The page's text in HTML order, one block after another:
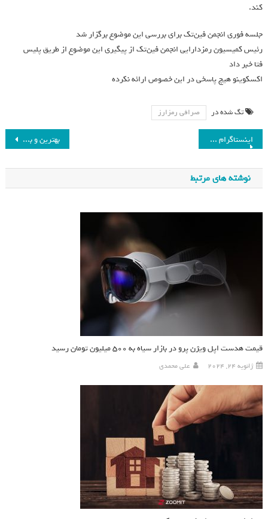
کند.
جلسه فوری انجمن فین‌تک برای بررسی این موضوع برگزار شد
رئیس کمیسیون رمزدارایی انجمن فین‌تک از پیگیری این موضوع از طریق پلیس
فتا خبر داد
اکسکوینو هیچ پاسخی در این خصوص ارائه نکرده
تگ شده در صرافی رمزارز
بهترین و بدترین نوع نمک کدام است؟_فرنگی اینستاگرام قابلیت Picture-in-Picture را برای نمایش ریل‌ها آزمایش می‌کند_فرنگی
نوشته های مرتبط
قیمت هدست اپل ویژن پرو در بازار سیاه به ۵۰۰ میلیون تومان رسید
ژانویه 24, 2024 علی محمدی